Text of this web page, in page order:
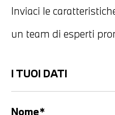
Inviaci le
un team di esperti
I TUOI DATI
Nome*